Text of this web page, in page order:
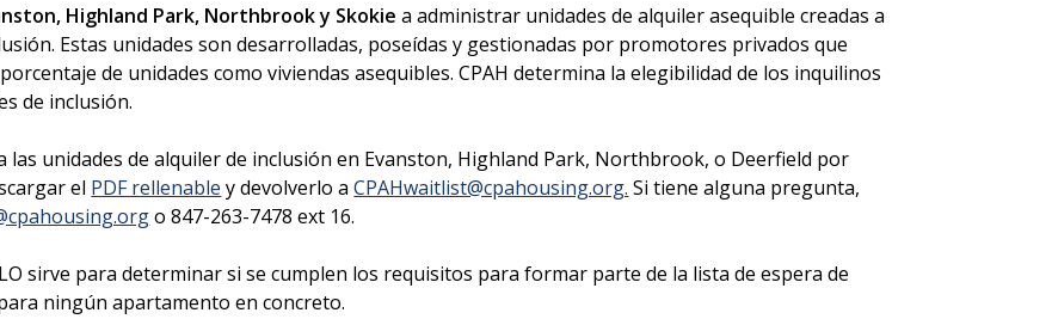
Highland Park, Northbrook y Skokiea administrar unidades de alquiler asequible creadas a
Estas unidades son desarrolladas, poseídas y gestionadas por promotores privados que
de unidades como viviendas asequibles. CPAH determina la elegibilidad de los inquilinos
de inclusión.
las unidades de alquiler de inclusión en Evanston, Highland Park, Northbrook, o Deerfield por
el PDF rellenable y devolverlo aCPAHwaitlist@cpahousing.org. Si tiene alguna pregunta,
o 847-263-7478 ext 16.
sirve para determinar si se cumplen los requisitos para formar parte de la lista de espera de
ningún apartamento en concreto.